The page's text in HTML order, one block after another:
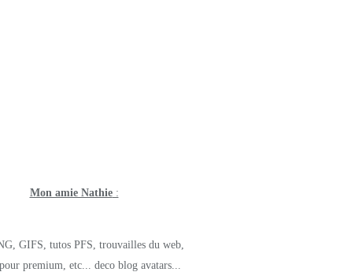
Mon amie Nathie:
GIFS, tutos PFS, trouvailles du web,
premium, etc... deco blog avatars...